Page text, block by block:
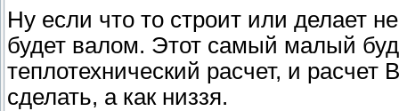
Ну если что то строит или делает
будет валом. Этот самый малый
теплотехнический расчет, и
сделать, а как низзя.